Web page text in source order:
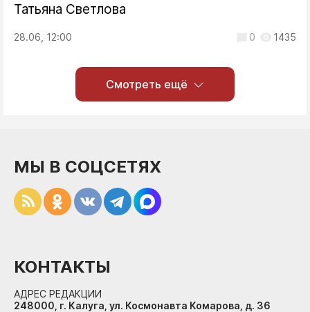
Татьяна Светлова
28.06, 12:00 0 1435
Смотреть ещё
МЫ В СОЦСЕТЯХ
КОНТАКТЫ
АДРЕС РЕДАКЦИИ
248000, г. Калуга, ул. Космонавта Комарова, д. 36